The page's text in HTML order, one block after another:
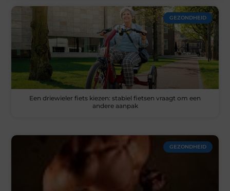
GEZONDHEID
Een driewieler fiets kiezen: stabiel fietsen vraagt om een
andere aanpak
GEZONDHEID